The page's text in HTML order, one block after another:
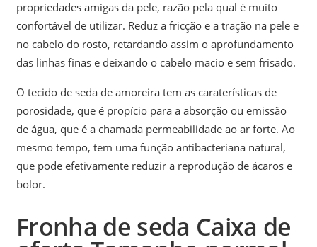
propriedades amigas da pele, razão pela qual é muito
confortável de utilizar. Reduz a fricção e a tração na pele e
no cabelo do rosto, retardando assim o aprofundamento
das linhas finas e deixando o cabelo macio e sem frisado.
O tecido de seda de amoreira tem as caraterísticas de
porosidade, que é propício para a absorção ou emissão
de água, que é a chamada permeabilidade ao ar forte. Ao
mesmo tempo, tem uma função antibacteriana natural,
que pode efetivamente reduzir a reprodução de ácaros e
bolor.
Fronha de seda Caixa de